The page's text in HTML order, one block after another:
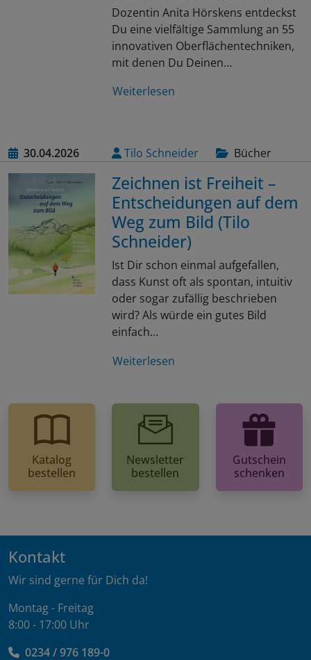
Dozentin Anita Hörskens entdeckst
Du eine vielfältige Sammlung an 55
innovativen Oberflächentechniken,
mit denen Du Deinen…
Weiterlesen
30.04.2026 Tilo Schneider Bücher
Zeichnen ist Freiheit –
Entscheidungen auf dem
Weg zum Bild (Tilo
Schneider)
Ist Dir schon einmal aufgefallen,
dass Kunst oft als spontan, intuitiv
oder sogar zufällig beschrieben
wird? Als würde ein gutes Bild
einfach…
Weiterlesen
Katalog
bestellen
Newsletter
bestellen
Gutschein
schenken
Kontakt
Wir sind gerne für Dich da!
Montag - Freitag
8:00 - 17:00 Uhr
0234 / 976 189-0